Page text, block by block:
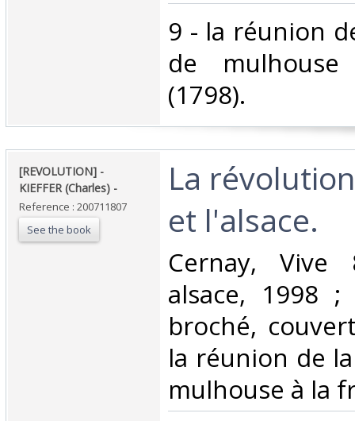
‎9 - la réunion
de
(1798).‎
‎[REVOLUTION] -
KIEFFER (Charles) - ‎
Reference : 200711807
See the book
‎La
et l'alsace. ‎
‎Cernay,
alsace, 1998
broché,
la réunion de
mulhouse à la